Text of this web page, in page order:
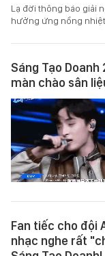
Lạ đời thông báo giải
hưởng ứng nồng nhiệt
Sáng Tạo
màn chào sân
Fan tiếc cho đội
nhạc nghe rất